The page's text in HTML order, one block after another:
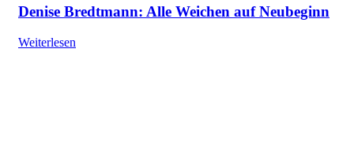
Denise Bredtmann: Alle Weichen auf Neubeginn
Weiterlesen